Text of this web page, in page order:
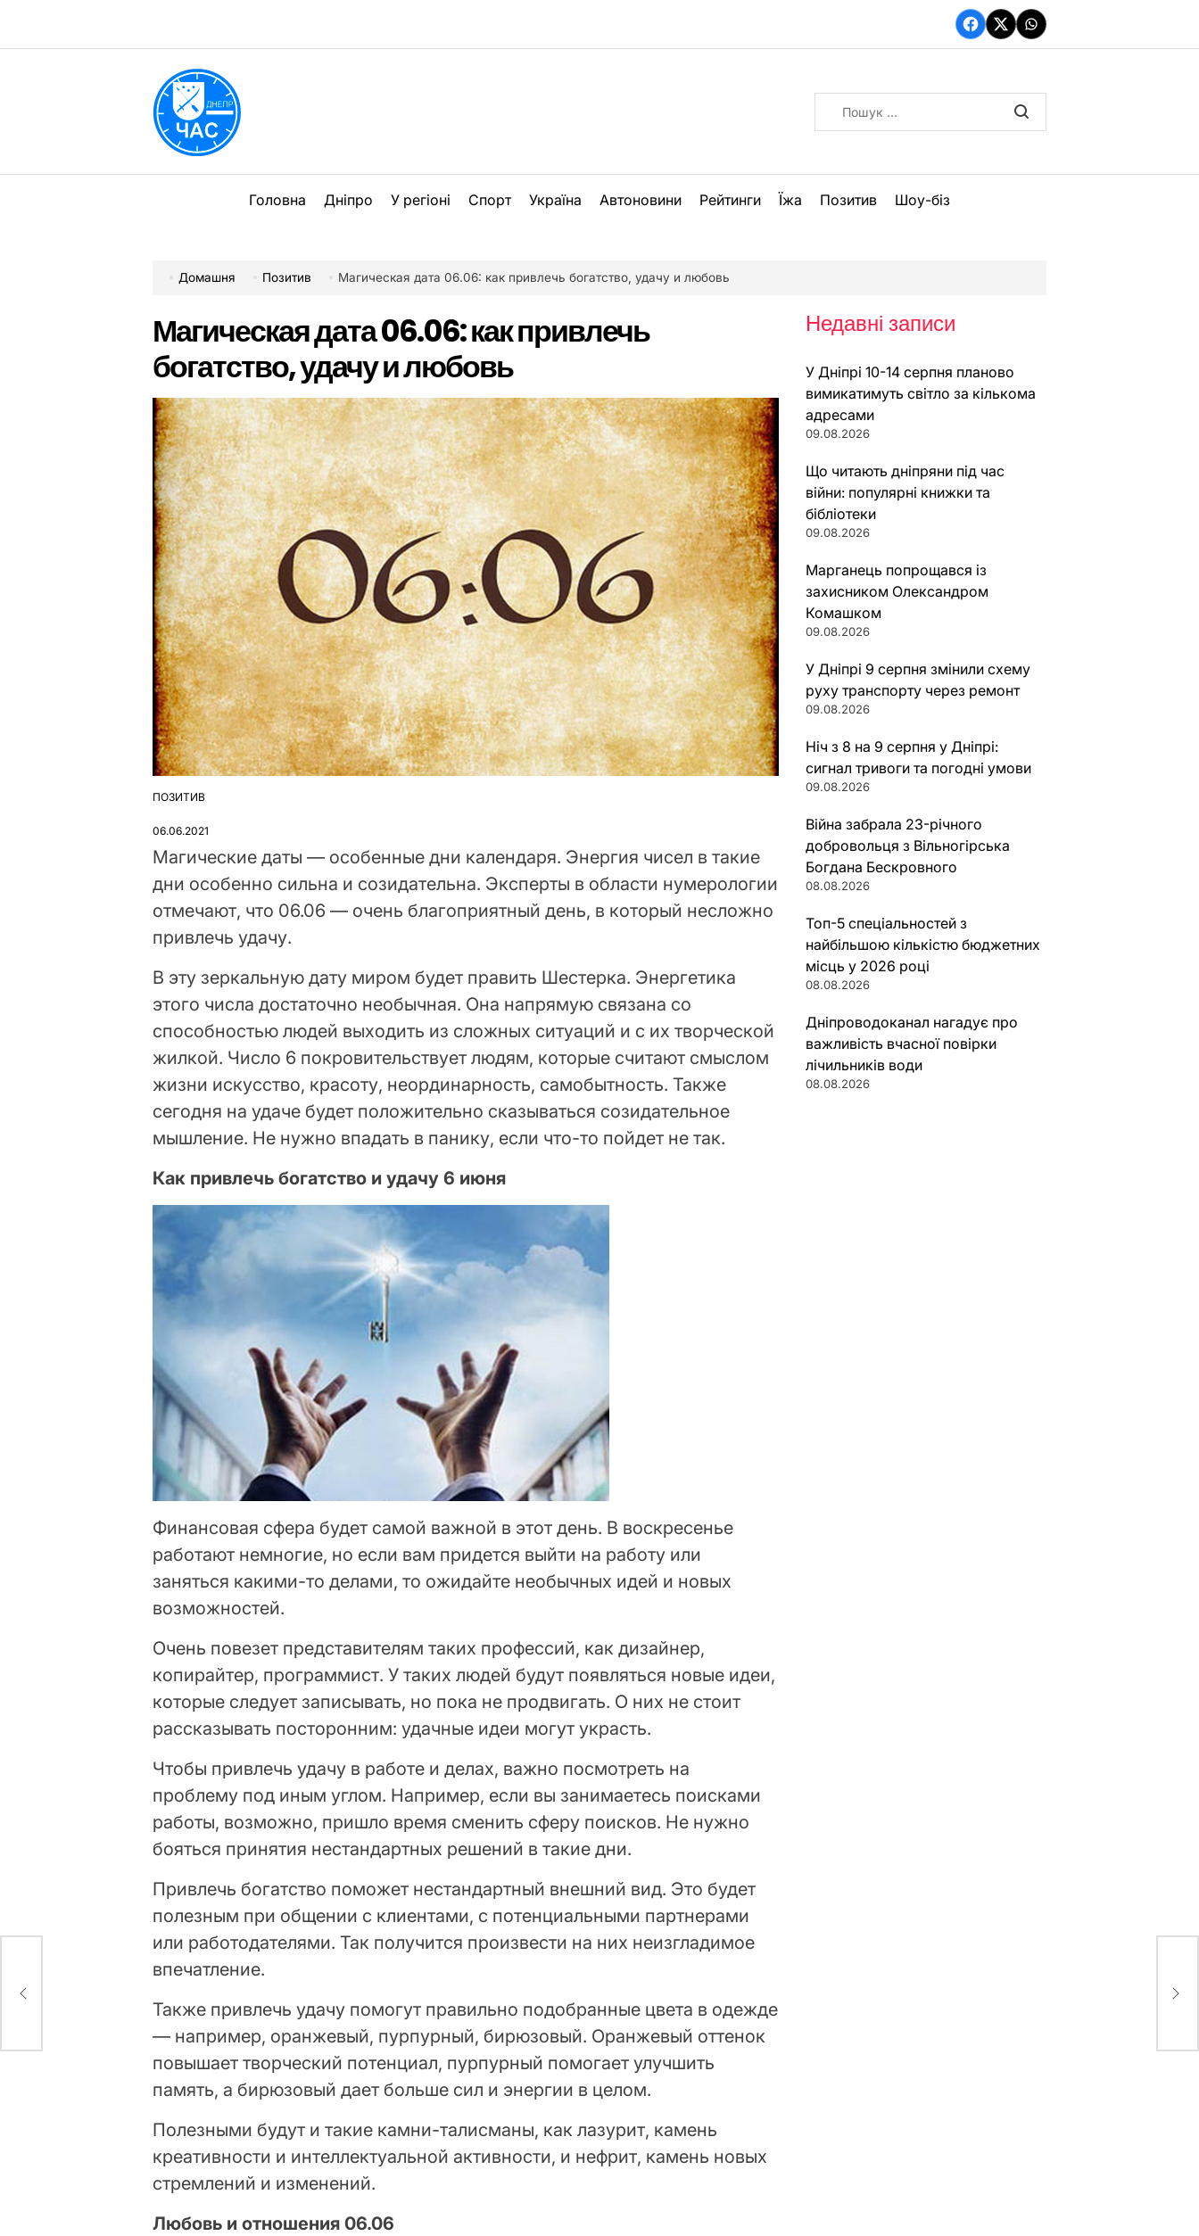
вмісту
Facebook
TwitterWhatsApp
Головна Дніпро У регіоні Спорт Україна Автоновини Рейтинги Їжа Позитив Шоу-біз
Домашня Позитив Магическая дата 06.06: как привлечь богатство, удачу и любовь
Магическая дата 06.06: как привлечь
богатство, удачу и любовь
ОПУБЛІКУВАТИ
ПОЗИТИВ
06.06.2021
Магические даты — особенные дни календаря. Энергия чисел в такие
дни особенно сильна и созидательна. Эксперты в области нумерологии
отмечают, что 06.06 — очень благоприятный день, в который несложно
привлечь удачу.
В эту зеркальную дату миром будет править Шестерка. Энергетика
этого числа достаточно необычная. Она напрямую связана со
способностью людей выходить из сложных ситуаций и с их творческой
жилкой. Число 6 покровительствует людям, которые считают смыслом
жизни искусство, красоту, неординарность, самобытность. Также
сегодня на удаче будет положительно сказываться созидательное
мышление. Не нужно впадать в панику, если что-то пойдет не так.
Как привлечь богатство и удачу 6 июня
Финансовая сфера будет самой важной в этот день. В воскресенье
работают немногие, но если вам придется выйти на работу или
заняться какими-то делами, то ожидайте необычных идей и новых
возможностей.
Очень повезет представителям таких профессий, как дизайнер,
копирайтер, программист. У таких людей будут появляться новые идеи,
которые следует записывать, но пока не продвигать. О них не стоит
рассказывать посторонним: удачные идеи могут украсть.
Чтобы привлечь удачу в работе и делах, важно посмотреть на
проблему под иным углом. Например, если вы занимаетесь поисками
работы, возможно, пришло время сменить сферу поисков. Не нужно
бояться принятия нестандартных решений в такие дни.
Привлечь богатство поможет нестандартный внешний вид. Это будет
полезным при общении с клиентами, с потенциальными партнерами
или работодателями. Так получится произвести на них неизгладимое
впечатление.
Также привлечь удачу помогут правильно подобранные цвета в одежде
— например, оранжевый, пурпурный, бирюзовый. Оранжевый оттенок
повышает творческий потенциал, пурпурный помогает улучшить
память, а бирюзовый дает больше сил и энергии в целом.
Полезными будут и такие камни-талисманы, как лазурит, камень
креативности и интеллектуальной активности, и нефрит, камень новых
стремлений и изменений.
Любовь и отношения 06.06
Недавні записи
У Дніпрі 10-14 серпня планово
вимикатимуть світло за кількома
адресами
09.08.2026
Що читають дніпряни під час
війни: популярні книжки та
бібліотеки
09.08.2026
Марганець попрощався із
захисником Олександром
Комашком
09.08.2026
У Дніпрі 9 серпня змінили схему
руху транспорту через ремонт
09.08.2026
Ніч з 8 на 9 серпня у Дніпрі:
сигнал тривоги та погодні умови
09.08.2026
Війна забрала 23-річного
добровольця з Вільногірська
Богдана Бескровного
08.08.2026
Топ-5 спеціальностей з
найбільшою кількістю бюджетних
місць у 2026 році
08.08.2026
Дніпроводоканал нагадує про
важливість вчасної повірки
лічильників води
08.08.2026